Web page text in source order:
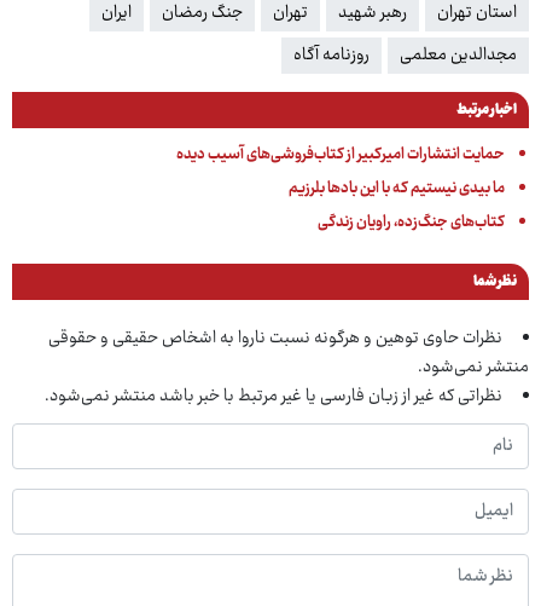
استان تهران رهبر شهید تهران جنگ رمضان
ایران
مجدالدین معلمی
روزنامه آگاه
اخبار مرتبط
حمایت انتشارات امیرکبیر از کتاب‌فروشی‌های آسیب دیده
ما بیدی نیستیم که با این بادها بلرزیم
کتاب‌های جنگ‌زده، راویان زندگی
نظر شما
نظرات حاوی توهین و هرگونه نسبت ناروا به اشخاص حقیقی و حقوقی
منتشر نمی‌شود.
نظراتی که غیر از زبان فارسی یا غیر مرتبط با خبر باشد منتشر نمی‌شود.